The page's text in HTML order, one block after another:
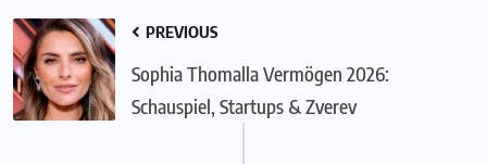
PREVIOUS
Sophia Thomalla Vermögen 2026:
Schauspiel, Startups & Zverev